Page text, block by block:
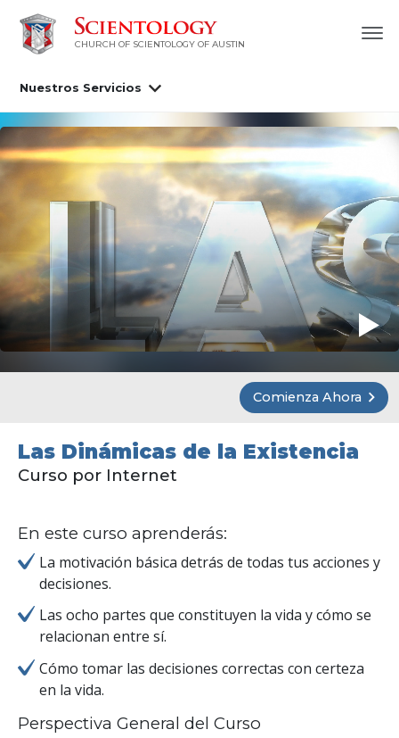
CHURCH OF SCIENTOLOGY OF AUSTIN
Nuestros Servicios
Comienza Ahora
Las Dinámicas de la Existencia
Curso por Internet
En este curso aprenderás:
La motivación básica detrás de todas tus acciones y
decisiones.
Las ocho partes que constituyen la vida y cómo se
relacionan entre sí.
Cómo tomar las decisiones correctas con certeza
en la vida.
Perspectiva General del Curso